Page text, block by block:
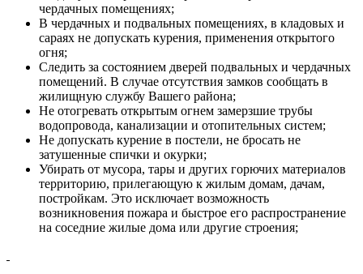
чердачных помещениях;
В чердачных и подвальных помещениях, в кладовых и
сараях не допускать курения, применения открытого
огня;
Следить за состоянием дверей подвальных и чердачных
помещений. В случае отсутствия замков сообщать в
жилищную службу Вашего района;
Не отогревать открытым огнем замерзшие трубы
водопровода, канализации и отопительных систем;
Не допускать курение в постели, не бросать не
затушенные спички и окурки;
Убирать от мусора, тары и других горючих материалов
территорию, прилегающую к жилым домам, дачам,
постройкам. Это исключает возможность
возникновения пожара и быстрое его рас­пространение
на соседние жилые дома или другие строения;